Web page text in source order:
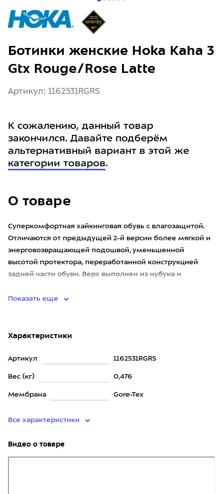
О товаре
Суперкомфортная хайкинговая обувь с влагозащитой.
Отличаются от предыдущей 2-й версии более мягкой и
энерговозвращающей подошвой, уменьшенной
высотой протектора, переработанной конструкцией
задней части обуви. Верх выполнен из нубука и
Показать еще
Характеристики
Артикул 1162531RGRS
Вес (кг) 0,476
Мембрана Gore-Tex
Все характеристики
Видео о товаре
Ботинки женские Hoka Kaha 3
Gtx Rouge/Rose Latte
Артикул: 1162531RGRS
К сожалению, данный товар
закончился. Давайте подберём
альтернативный вариант в этой же
категории товаров.